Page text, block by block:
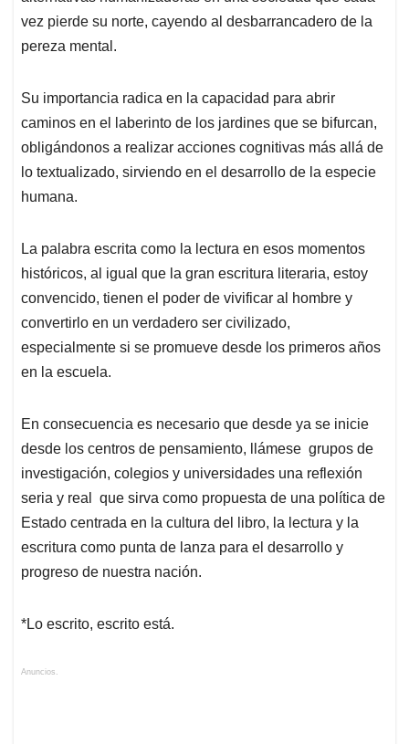
vez pierde su norte, cayendo al desbarrancadero de la
pereza mental.
Su importancia radica en la capacidad para abrir
caminos en el laberinto de los jardines que se bifurcan,
obligándonos a realizar acciones cognitivas más allá de
lo textualizado, sirviendo en el desarrollo de la especie
humana.
La palabra escrita como la lectura en esos momentos
históricos, al igual que la gran escritura literaria, estoy
convencido, tienen el poder de vivificar al hombre y
convertirlo en un verdadero ser civilizado,
especialmente si se promueve desde los primeros años
en la escuela.
En consecuencia es necesario que desde ya se inicie
desde los centros de pensamiento, llámese grupos de
investigación, colegios y universidades una reflexión
seria y real que sirva como propuesta de una política de
Estado centrada en la cultura del libro, la lectura y la
escritura como punta de lanza para el desarrollo y
progreso de nuestra nación.
*Lo escrito, escrito está.
Anuncios.